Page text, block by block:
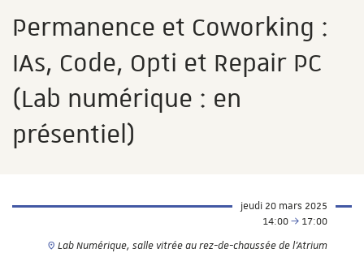
Permanence et Coworking :
IAs, Code, Opti et Repair PC
(Lab numérique : en
présentiel)
jeudi 20 mars 2025
14:00
17:00
Lab Numérique, salle vitrée au rez-de-chaussée de l'Atrium